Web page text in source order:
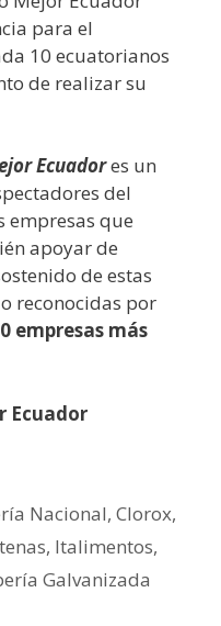
para el
10 ecuatorianos
de realizar su
Ecuadores un
del
empresas que
apoyar de
de estas
reconocidas por
empresas más
Ecuador
Nacional,Clorox,
, Italimentos,
Galvanizada